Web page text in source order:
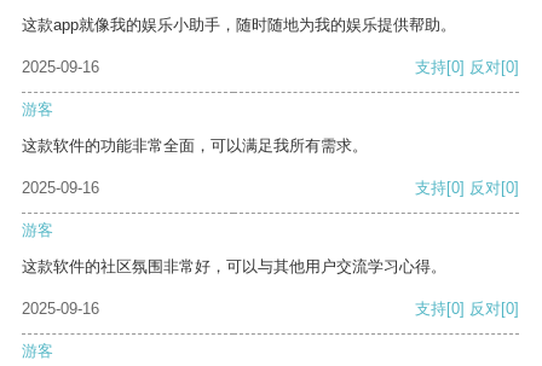
这款app就像我的娱乐小助手，随时随地为我的娱乐提供帮助。
2025-09-16 支持[0] 反对[0]
游客
这款软件的功能非常全面，可以满足我所有需求。
2025-09-16 支持[0] 反对[0]
游客
这款软件的社区氛围非常好，可以与其他用户交流学习心得。
2025-09-16 支持[0] 反对[0]
游客